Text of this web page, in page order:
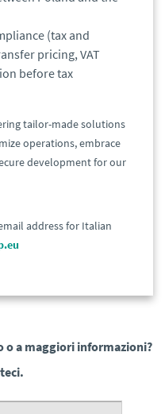
(tax and
pricing, VAT
before tax
tailor-made solutions
operations, embrace
development for our
address for Italian
o a maggiori informazioni?